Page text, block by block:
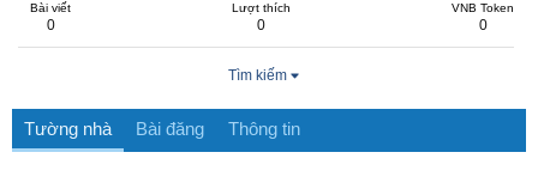
Bài viết
0
Lượt thích
0
VNB Token
0
Tìm kiếm
Tường nhà Bài đăng Thông tin